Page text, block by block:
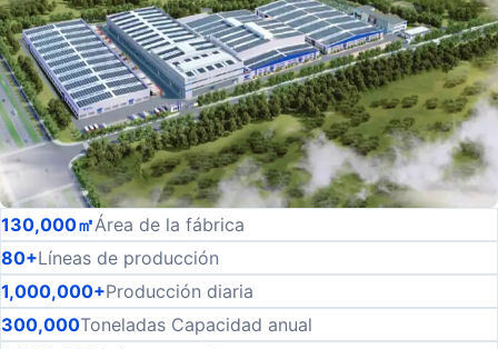
130,000㎡Área de la fábrica
80+Líneas de producción
1,000,000+Producción diaria
300,000Toneladas Capacidad anual